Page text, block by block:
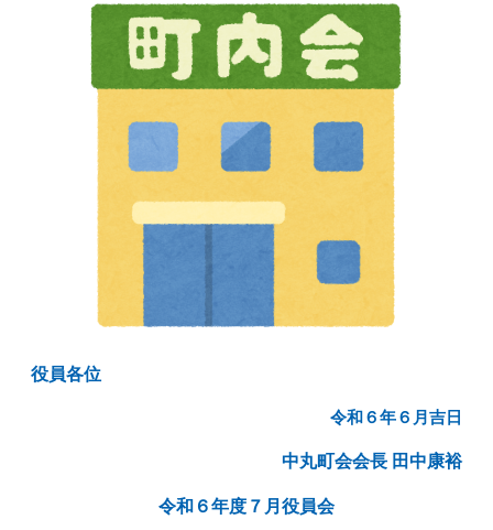
町会加入のお誘い
お問い合わせ･連絡事項
役員各位
令和６年６月吉日
中丸町会会長 田中康裕
令和６年度７月役員会